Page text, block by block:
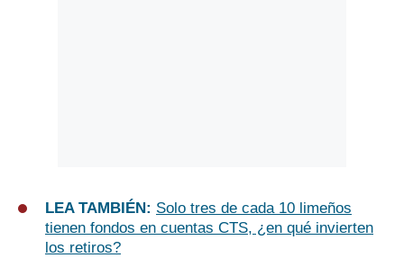
LEA TAMBIÉN: Solo tres de cada 10 limeños
tienen fondos en cuentas CTS, ¿en qué invierten
los retiros?